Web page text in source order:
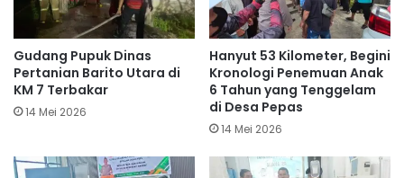
Gudang Pupuk Dinas
Pertanian Barito Utara di
KM 7 Terbakar
14 Mei 2026
Hanyut 53 Kilometer, Begini
Kronologi Penemuan Anak
6 Tahun yang Tenggelam
di Desa Pepas
14 Mei 2026